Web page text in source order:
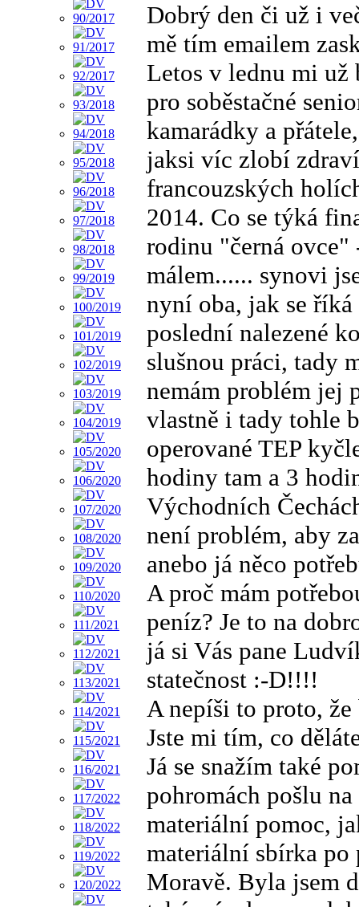
Dobrý den či už i
mě tím emailem
Letos v lednu mi
pro soběstačné
kamarádky a
jaksi víc zlobí
francouzských
2014. Co se týká
rodinu "černá ovce"
málem...... synovi
nyní oba, jak se
poslední nalezené
slušnou práci, tady
nemám problém jej
vlastně i tady tohle
operované TEP
hodiny tam a 3
Východních
není problém, aby
anebo já něco
A proč mám
peníz? Je to na
já si Vás pane
statečnost :-D!!!!
A nepíši to proto,
Jste mi tím, co
Já se snažím také
pohromách pošlu
materiální pomoc,
materiální sbírka po
Moravě. Byla jsem